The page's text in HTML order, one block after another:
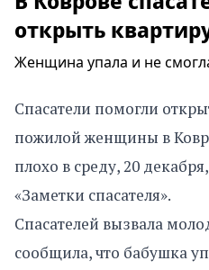
открыть
Женщина упала и не
Спасатели помогли
пожилой женщины в
плохо в среду, 20
«Заметки спасателя».
Спасателей вызвала
сообщила, что бабушка